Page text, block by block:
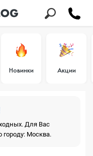
Новинки Акции
Для Вас
городу: Москва.